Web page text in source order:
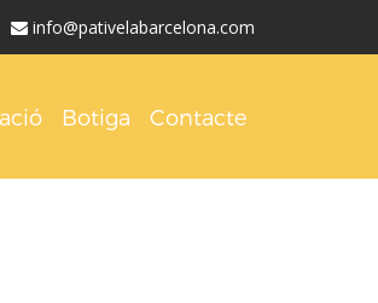
info@pativelabarcelona.com
Botiga Contacte